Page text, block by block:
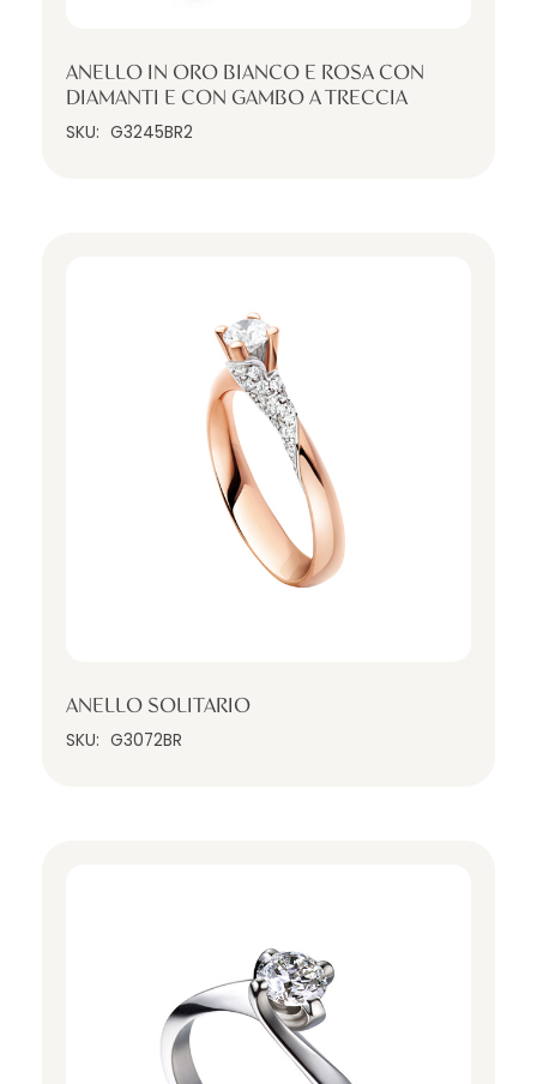
ANELLO IN ORO BIANCO E ROSA CON
DIAMANTI E CON GAMBO A TRECCIA
SKU: G3245BR2
ANELLO SOLITARIO
SKU: G3072BR